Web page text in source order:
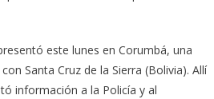
este lunes en Corumbá, una
Santa Cruz de la Sierra (Bolivia). Allí
información a la Policía y al